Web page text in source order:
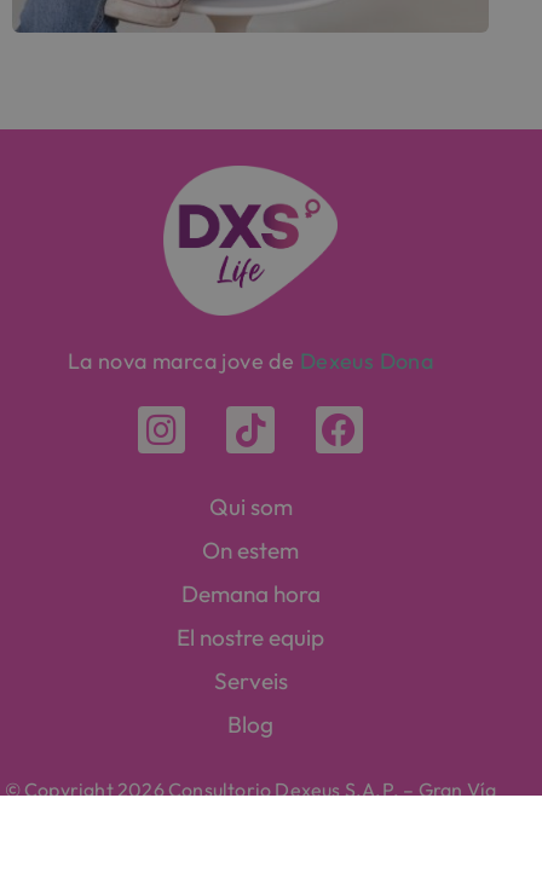
La nova marca jove de Dexeus Dona
Qui som
On estem
Demana hora
El nostre equip
Serveis
Blog
© Copyright 2026 Consultorio Dexeus S.A.P. – Gran Vía